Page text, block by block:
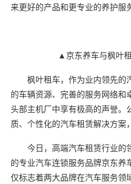
来更好的产品和更专业的养护服
▲京东养车与枫叶租
枫叶租车，作为业内领先的
的车辆资源、完善的服务网络和
头部主机厂中享有极高的声誉。
质、个性化的汽车租赁解决方案
今日，高端汽车租赁行业的
的专业汽车连锁服务品牌京东
仅标志着两大品牌在汽车服务领